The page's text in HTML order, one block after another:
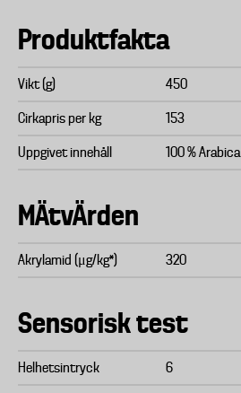
Produktfakta
Vikt (g) 450
Cirkapris per kg 153
Uppgivet innehåll 100 % Arabica
MÄtvÄrden
Akrylamid (μg/kg*) 320
Sensorisk test
Helhetsintryck 6